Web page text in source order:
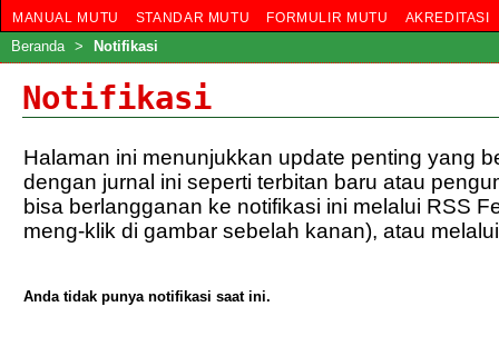
MANUAL MUTU
STANDAR MUTU FORMULIR MUTU AKREDITASI
Beranda > Notifikasi
Notifikasi
Halaman ini menunjukkan update penting yang
dengan jurnal ini seperti terbitan baru atau
bisa berlangganan ke notifikasi ini melalui RSS
meng-klik di gambar sebelah kanan), atau
Anda tidak punya notifikasi saat ini.